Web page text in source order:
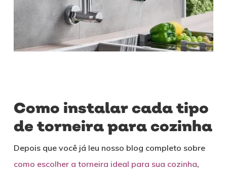
Como instalar cada tipo
de torneira para cozinha
Depois que você já leu nosso blog completo sobre
como escolher a torneira ideal para sua cozinha,